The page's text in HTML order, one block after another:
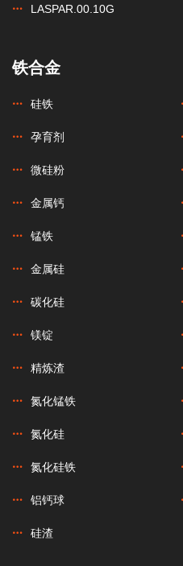
LASPAR.00.10G
铁合金
硅铁
孕育剂
微硅粉
金属钙
锰铁
金属硅
碳化硅
镁锭
精炼渣
氮化锰铁
氮化硅
氮化硅铁
铝钙球
硅渣